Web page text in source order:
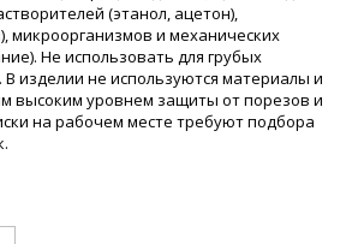
(этанол, ацетон),
микроорганизмов и механических
Не использовать для грубых
изделии не используются материалы и
высоким уровнем защиты от порезов и
на рабочем месте требуют подбора